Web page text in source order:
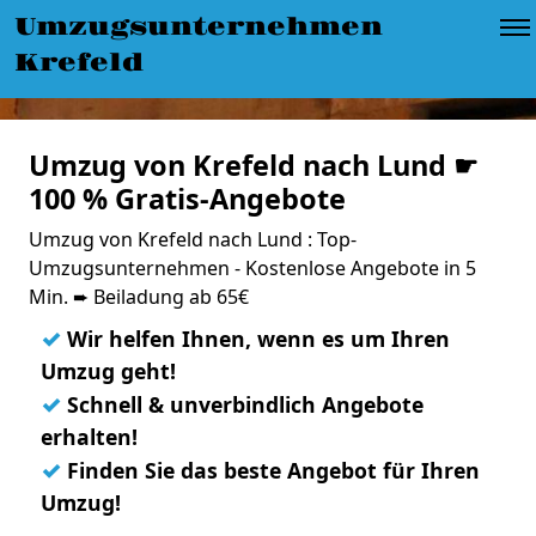
Umzugsunternehmen
Krefeld
Umzug von Krefeld nach Lund ☛
100 % Gratis-Angebote
Umzug von Krefeld nach Lund : Top-
Umzugsunternehmen - Kostenlose Angebote in 5
Min. ➨ Beiladung ab 65€
✓ Wir helfen Ihnen, wenn es um Ihren
Umzug geht!
✓ Schnell & unverbindlich Angebote
erhalten!
✓ Finden Sie das beste Angebot für Ihren
Umzug!